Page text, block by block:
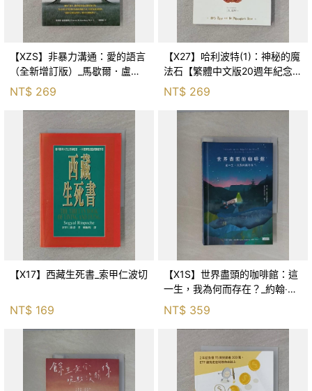
【XZS】非暴力溝通：愛的語言
（全新增訂版）_馬歇爾．盧森
堡, 蕭寶森
NT$ 269
【X27】哈利波特(1)：神秘的魔
法石【繁體中文版20週年紀念】
NT$ 269
【X17】西藏生死書_索甲仁波切
NT$ 169
【X1S】世界盡頭的咖啡館：這
一生，我為何而存在？_約翰‧史
崔勒基, Elsa
NT$ 359